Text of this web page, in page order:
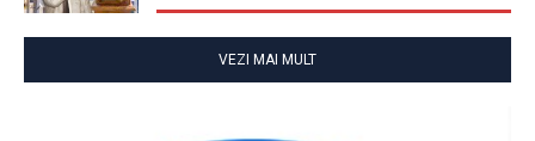
VEZI MAI MULT